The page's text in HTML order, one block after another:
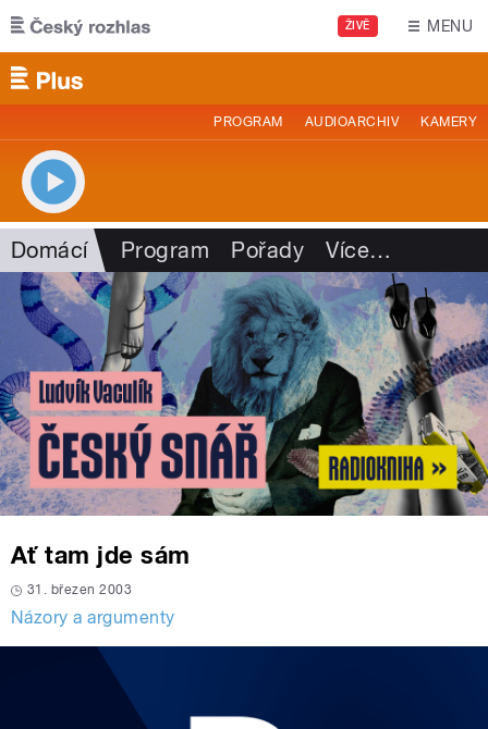
Přejít k hlavnímu obsahu
ŽIVĚ MENU
PROGRAM AUDIOARCHIV KAMERY
Domácí Program Pořady Více…
Ať tam jde sám
31. březen 2003
Názory a argumenty